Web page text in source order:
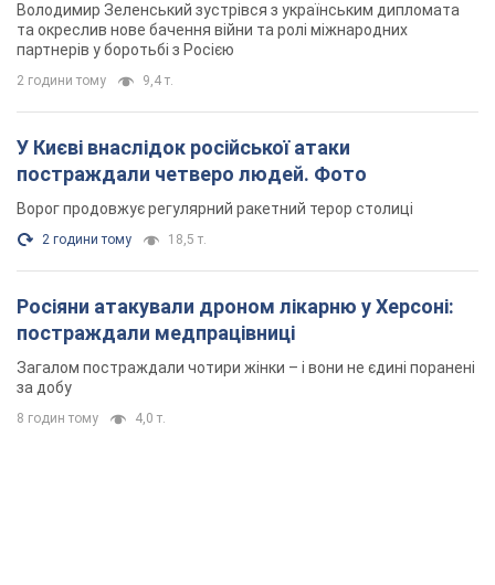
Володимир Зеленський зустрівся з українським дипломата
та окреслив нове бачення війни та ролі міжнародних
партнерів у боротьбі з Росією
2 години тому 9,4 т.
У Києві внаслідок російської атаки
постраждали четверо людей. Фото
Ворог продовжує регулярний ракетний терор столиці
2 години тому 18,5 т.
Росіяни атакували дроном лікарню у Херсоні:
постраждали медпрацівниці
Загалом постраждали чотири жінки – і вони не єдині поранені
за добу
8 годин тому 4,0 т.